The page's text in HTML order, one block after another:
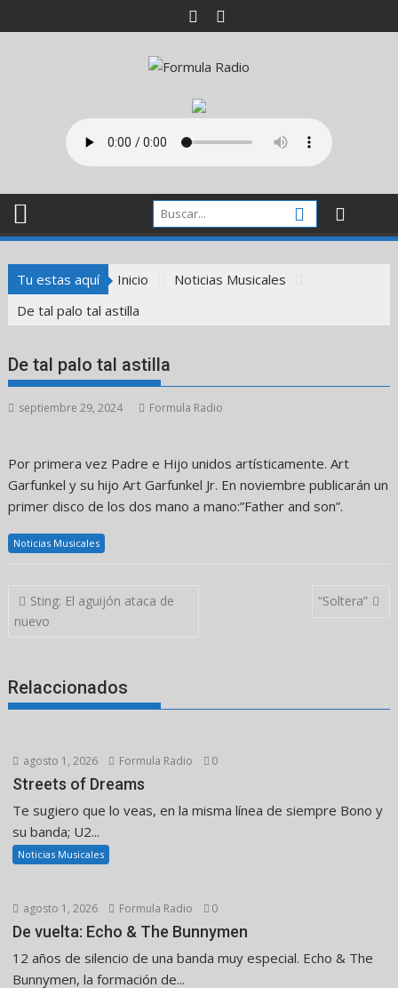
al
Tu estas aquí Inicio
Noticias Musicales
De tal palo tal astilla
De tal palo tal astilla
septiembre 29, 2024 Formula Radio
Por primera vez Padre e Hijo unidos artísticamente. Art
Garfunkel y su hijo Art Garfunkel Jr. En noviembre publicarán un
primer disco de los dos mano a mano:”Father and son”.
Noticias Musicales
Navegación
de
Sting: El aguijón ataca de
nuevo
“Soltera”
Relaccionados
agosto 1, 2026 Formula Radio 0
Streets of Dreams
Te sugiero que lo veas, en la misma línea de siempre Bono y
su banda; U2...
Noticias Musicales
agosto 1, 2026 Formula Radio 0
De vuelta: Echo & The Bunnymen
12 años de silencio de una banda muy especial. Echo & The
Bunnymen, la formación de...